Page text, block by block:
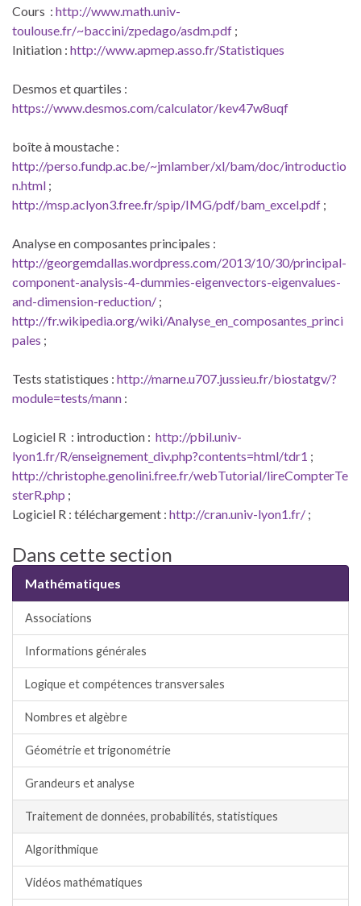
Cours : http://www.math.univ-
toulouse.fr/~baccini/zpedago/asdm.pdf ;
Initiation : http://www.apmep.asso.fr/Statistiques
Desmos et quartiles :
https://www.desmos.com/calculator/kev47w8uqf
boîte à moustache :
http://perso.fundp.ac.be/~jmlamber/xl/bam/doc/introductio
n.html ;
http://msp.aclyon3.free.fr/spip/IMG/pdf/bam_excel.pdf ;
Analyse en composantes principales :
http://georgemdallas.wordpress.com/2013/10/30/principal-
component-analysis-4-dummies-eigenvectors-eigenvalues-
and-dimension-reduction/ ;
http://fr.wikipedia.org/wiki/Analyse_en_composantes_princi
pales ;
Tests statistiques : http://marne.u707.jussieu.fr/biostatgv/?
module=tests/mann :
Logiciel R : introduction : http://pbil.univ-
lyon1.fr/R/enseignement_div.php?contents=html/tdr1 ;
http://christophe.genolini.free.fr/webTutorial/lireCompterTe
sterR.php ;
Logiciel R : téléchargement : http://cran.univ-lyon1.fr/ ;
Dans cette section
Mathématiques
Associations
Informations générales
Logique et compétences transversales
Nombres et algèbre
Géométrie et trigonométrie
Grandeurs et analyse
Traitement de données, probabilités, statistiques
Algorithmique
Vidéos mathématiques